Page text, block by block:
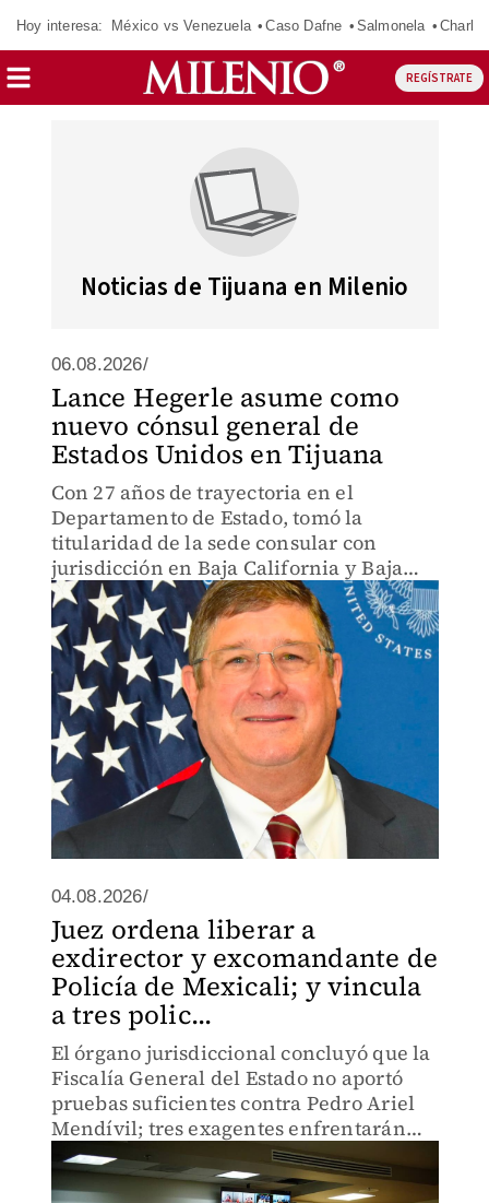
Hoy interesa: México vs Venezuela Caso Dafne Salmonela
REGÍSTRATE
Noticias de Tijuana en Milenio
06.08.2026/
Lance Hegerle asume como
nuevo cónsul general de
Estados Unidos en Tijuana
Con 27 años de trayectoria en el
Departamento de Estado, tomó la
titularidad de la sede consular con
jurisdicción en Baja California y Baja
California Sur.
04.08.2026/
Juez ordena liberar a
exdirector y excomandante de
Policía de Mexicali; y vincula
a tres polic...
El órgano jurisdiccional concluyó que la
Fiscalía General del Estado no aportó
pruebas suficientes contra Pedro Ariel
Mendívil; tres exagentes enfrentarán
proceso penal por desaparición forzada.